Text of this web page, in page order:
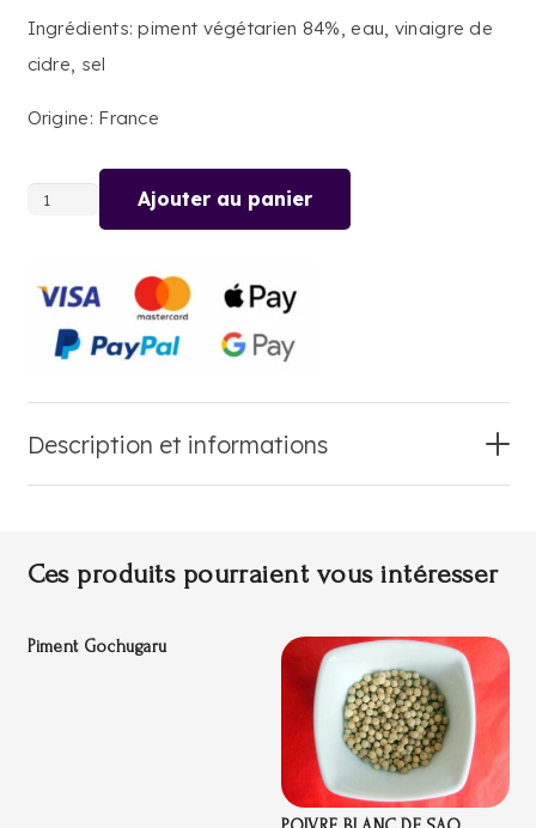
Ingrédients: piment végétarien 84%, eau, vinaigre de
cidre, sel
Origine: France
quantité
VEGETARIEN
Ajouter au panier
Description et informations
Ces produits pourraient vous intéresser
Piment Gochugaru